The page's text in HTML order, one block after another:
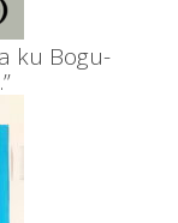
ku Bogu-